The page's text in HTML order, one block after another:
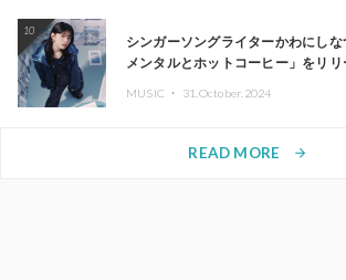
10
シンガーソングライターかわにし
メンタルとホットコーヒー」をリリ
MUSIC ・ 31.October.2024
READ MORE arrow_forward